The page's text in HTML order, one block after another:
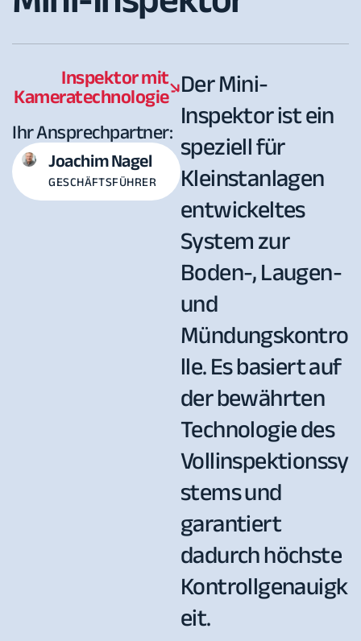
Inspektor mit
Kameratechnologie
Ihr Ansprechpartner:
Joachim Nagel
GESCHÄFTSFÜHRER
Der Mini-
Inspektor ist ein
speziell für
Kleinstanlagen
entwickeltes
System zur
Boden-, Laugen-
und
Mündungskontro
lle. Es basiert auf
der bewährten
Technologie des
Vollinspektionssy
stems und
garantiert
dadurch höchste
Kontrollgenauigk
eit.